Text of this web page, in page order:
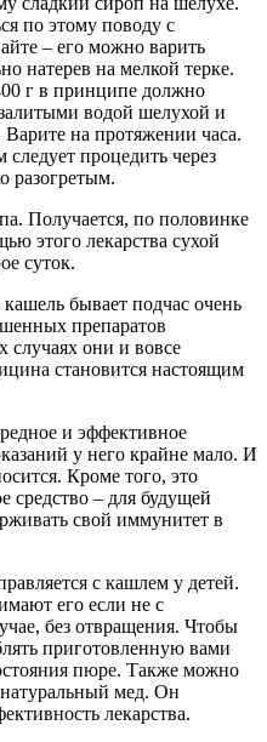
по этому поводу с
– его можно варить
натерев на мелкой терке.
г в принципе должно
водой шелухой и
на протяжении часа.
процедить через
разогретым.
Получается, по половинке
этого лекарства сухой
суток.
бывает подчас очень
препаратов
случаях они и вовсе
становится настоящим
и эффективное
у него крайне мало. И
Кроме того, это
средство – для будущей
свой иммунитет в
с кашлем у детей.
его если не с
без отвращения. Чтобы
приготовленную вами
пюре. Также можно
натуральный мед. Он
лекарства.